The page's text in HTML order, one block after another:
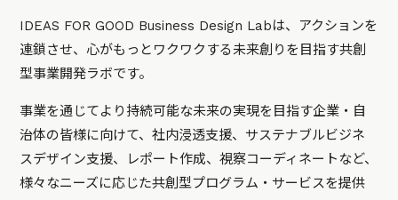
IDEAS FOR GOOD Business Design Labは、アクションを
連鎖させ、心がもっとワクワクする未来創りを目指す共創
型事業開発ラボです。
事業を通じてより持続可能な未来の実現を目指す企業・自
治体の皆様に向けて、社内浸透支援、サステナブルビジネ
スデザイン支援、レポート作成、視察コーディネートなど、
様々なニーズに応じた共創型プログラム・サービスを提供